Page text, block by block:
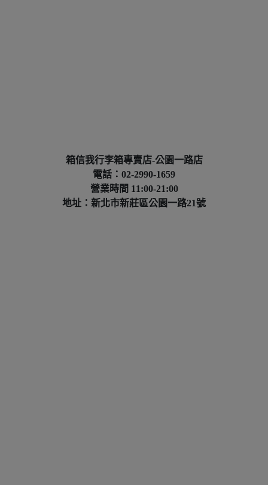
箱信我行李箱專賣店-公園一路店
電話：02-2990-1659
營業時間 11:00-21:00
地址：新北市新莊區公園一路21號